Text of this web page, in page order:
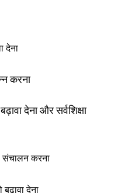
देना
करना
देना और सर्वशिक्षा
संचालन करना
देना